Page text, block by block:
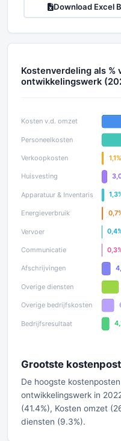
Download Excel
Kostenverdeling als %
ontwikkelingswerk
Grootste
De hoogste
ontwikkelingswerk in
(41.4%), Kosten omzet
diensten (9.3%).